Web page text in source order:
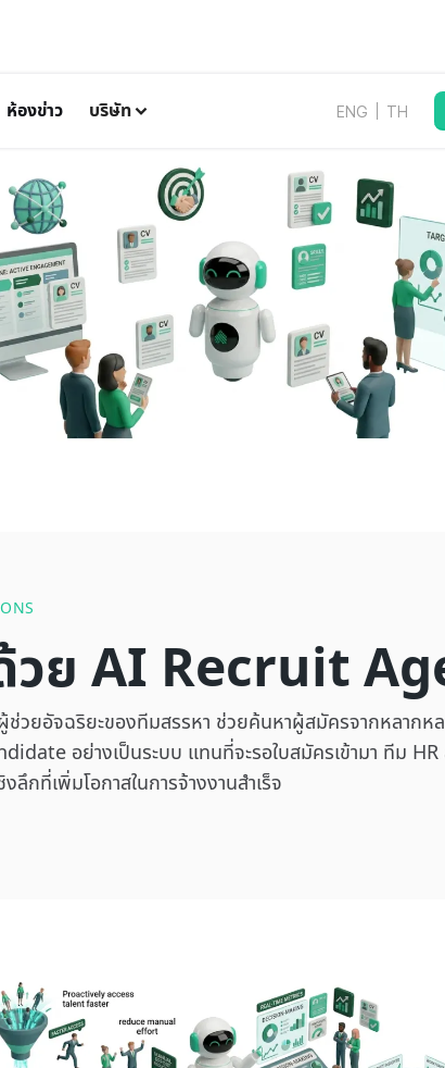
ห้องข่าว บริษัท ENG TH
วย AI Recruit
อัจฉริยะของทีมสรรหา ช่วยค้นหาผู้สมัครจากหลากห
อย่างเป็นระบบ แทนที่จะรอใบสมัครเข้ามา ทีม HR
กที่เพิ่มโอกาสในการจ้างงานสำเร็จ